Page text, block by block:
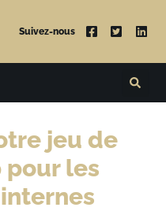
Suivez-nous
jeu de
les